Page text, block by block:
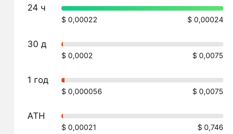
24 ч
$ 0,00022 $ 0,00024
30 д
$ 0,0002 $ 0,0075
1 год
$ 0,000056 $ 0,0075
ATH
$ 0,00021
$ 0,746